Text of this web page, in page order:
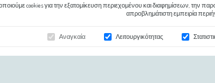
cookies για την εξατομίκευση περιεχομένου και διαφημίσεων, την
απροβλημάτιστη εμπειρία
Αναγκαία Λειτουργικότητας
/ Πληρωμής
Ο
Ιστορικό